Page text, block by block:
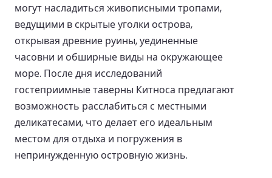
могут насладиться живописными тропами,
ведущими в скрытые уголки острова,
открывая древние руины, уединенные
часовни и обширные виды на окружающее
море. После дня исследований
гостеприимные таверны Китноса предлагают
возможность расслабиться с местными
деликатесами, что делает его идеальным
местом для отдыха и погружения в
непринужденную островную жизнь.